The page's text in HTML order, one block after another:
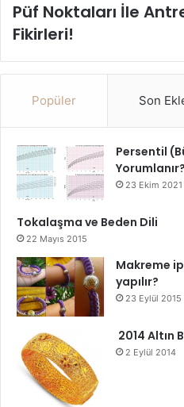
Püf Noktaları İle
Fikirleri!
Popüler Son
Persentil
Yorumlanır?
23 Ekim 2021
Tokalaşma ve Beden Dili
22 Mayıs 2015
Makreme
yapılır?
23 Eylül 2015
2014 Altın
2 Eylül 2014